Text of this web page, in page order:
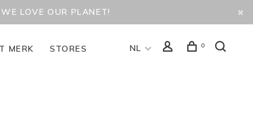
LOVE OUR PLANET!
MERK STORES NL 0